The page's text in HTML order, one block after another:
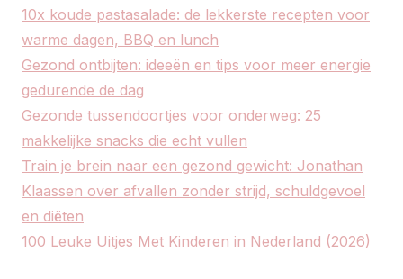
10x koude pastasalade: de lekkerste recepten voor
warme dagen, BBQ en lunch
Gezond ontbijten: ideeën en tips voor meer energie
gedurende de dag
Gezonde tussendoortjes voor onderweg: 25
makkelijke snacks die echt vullen
Train je brein naar een gezond gewicht: Jonathan
Klaassen over afvallen zonder strijd, schuldgevoel
en diëten
100 Leuke Uitjes Met Kinderen in Nederland (2026)